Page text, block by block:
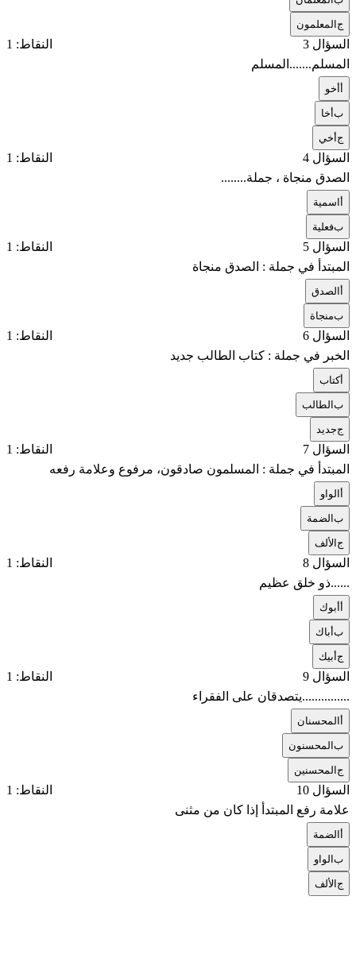
جالمعلمون
السؤال 3
النقاط: 1
المسلم.......المسلم
أخو
بأخا
جأخي
السؤال 4
النقاط: 1
الصدق منجاة ، جملة........
اسمية
بفعلية
السؤال 5
النقاط: 1
المبتدأ في جملة : الصدق منجاة
الصدق
بمنجاة
السؤال 6
النقاط: 1
الخبر في جملة : كتاب الطالب جديد
كتاب
بالطالب
ججديد
السؤال 7
النقاط: 1
المبتدأ في جملة : المسلمون صادقون، مرفوع وعلامة رفعه
الواو
بالضمة
جالألف
السؤال 8
النقاط: 1
......ذو خلق عظيم
أبوك
بأباك
جأبيك
السؤال 9
النقاط: 1
...............يتصدقان على الفقراء
المحسنان
بالمحسنون
جالمحسنين
السؤال 10
النقاط: 1
علامة رفع المبتدأ إذا كان من مثنى
الضمة
بالواو
جالألف